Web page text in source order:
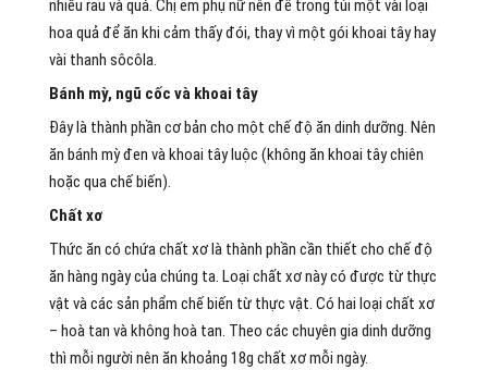
nhiều rau và quả. Chị em phụ nữ nên để trong túi một vài loại
hoa quả để ăn khi cảm thấy đói, thay vì một gói khoai tây hay
vài thanh sôcôla.
Bánh mỳ, ngũ cốc và khoai tây
Đây là thành phần cơ bản cho một chế độ ăn dinh dưỡng. Nên
ăn bánh mỳ đen và khoai tây luộc (không ăn khoai tây chiên
hoặc qua chế biến).
Chất xơ
Thức ăn có chứa chất xơ là thành phần cần thiết cho chế độ
ăn hàng ngày của chúng ta. Loại chất xơ này có được từ thực
vật và các sản phẩm chế biến từ thực vật. Có hai loại chất xơ
– hoà tan và không hoà tan. Theo các chuyên gia dinh dưỡng
thì mỗi người nên ăn khoảng 18g chất xơ mỗi ngày.